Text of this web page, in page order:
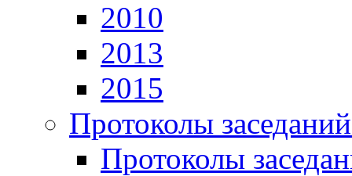
2010
2013
2015
Протоколы
Протоколы